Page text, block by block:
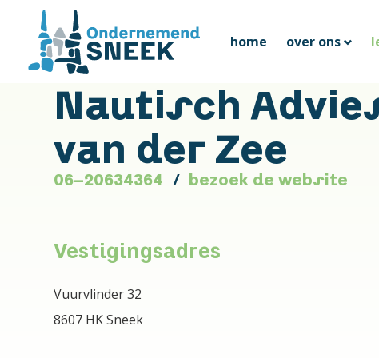
home over ons
Nautisch
van der Zee
06-20634364 bezoek de website
Vestigingsadres
Vuurvlinder 32
8607 HK Sneek